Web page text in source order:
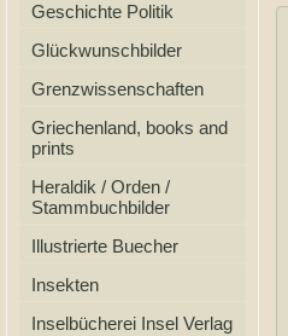
Geschichte Politik
Glückwunschbilder
Grenzwissenschaften
Griechenland, books and
prints
Heraldik / Orden /
Stammbuchbilder
Illustrierte Buecher
Insekten
Inselbücherei Insel Verlag